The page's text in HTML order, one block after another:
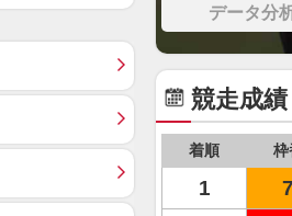
データ分
競走成績
着順 枠
1 7